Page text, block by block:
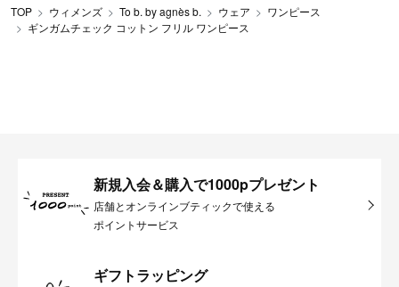
TOP ウィメンズ To b. by agnès b. ウェア
ワンピース
ギンガムチェック コットン フリル ワンピース
新規入会＆購入で1000pプレゼント
店舗とオンラインブティックで使える
ポイントサービス
ギフトラッピング